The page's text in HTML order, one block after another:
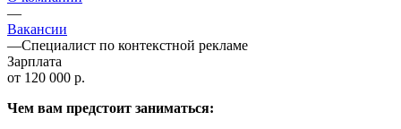
—
Вакансии
—Специалист по контекстной рекламе
Зарплата
от 120 000 р.
Чем вам предстоит заниматься: